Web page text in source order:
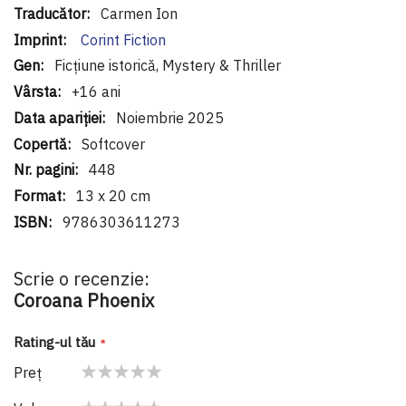
Carmen Ion
Corint Fiction
Ficțiune istorică, Mystery & Thriller
+16 ani
Noiembrie 2025
Softcover
448
13 x 20 cm
9786303611273
Scrie o recenzie:
Coroana Phoenix
Rating-ul tău
Preţ